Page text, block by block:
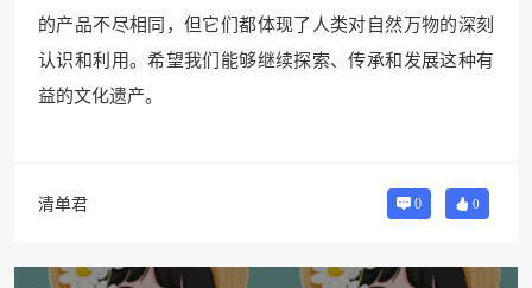
的产品不尽相同，但它们都体现了人类对自然万物的深刻
认识和利用。希望我们能够继续探索、传承和发展这种有
益的文化遗产。
清单君 0 0